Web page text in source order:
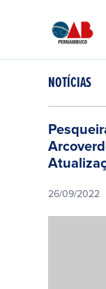
NOTÍCIAS
26/09/2022